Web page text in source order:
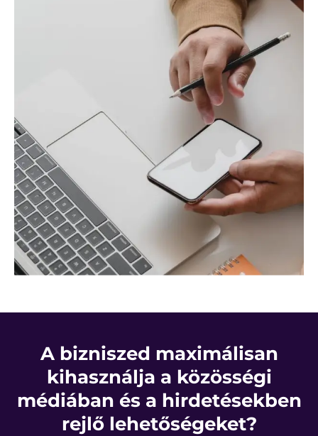
A bizniszed maximálisan
kihasználja a közösségi
médiában és a hirdetésekben
rejlő lehetőségeket?